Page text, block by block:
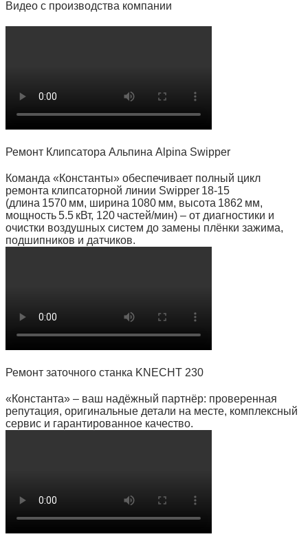
Видео с производства компании
Ремонт Клипсатора Альпина Alpina Swipper
Команда «Константы» обеспечивает полный цикл
ремонта клипсаторной линии Swipper 18‑15
(длина 1570 мм, ширина 1080 мм, высота 1862 мм,
мощность 5.5 кВт, 120 частей/мин) – от диагностики и
очистки воздушных систем до замены плёнки зажима,
подшипников и датчиков.
Ремонт заточного станка KNECHT 230
«Константа» – ваш надёжный партнёр: проверенная
репутация, оригинальные детали на месте, комплексный
сервис и гарантированное качество.